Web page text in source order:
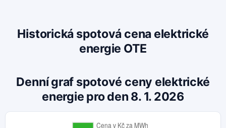
Historická spotová cena elektrické
energie OTE
Denní graf spotové ceny elektrické
energie pro den 8. 1. 2026